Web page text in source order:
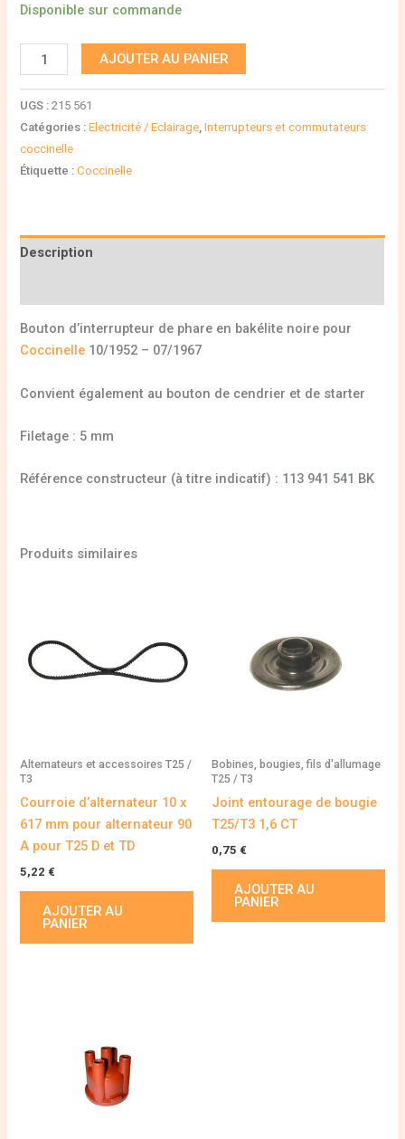
Disponible sur commande
AJOUTER AU PANIER
UGS :215 561
Catégories :Electricité / Eclairage,Interrupteurs et commutateurs
coccinelle
Étiquette :Coccinelle
Description
Bouton d’interrupteur de phare en bakélite noire pour
Coccinelle 10/1952 – 07/1967
Convient également au bouton de cendrier et de starter
Filetage : 5 mm
Référence constructeur (à titre indicatif) : 113 941 541 BK
Produits similaires
Alternateurs et accessoires T25 /
T3
Courroie d’alternateur 10 x
617 mm pour alternateur 90
A pour T25 D et TD
5,22 €
AJOUTER AU
PANIER
Bobines, bougies, fils d'allumage
T25 / T3
Joint entourage de bougie
T25/T3 1,6 CT
0,75 €
AJOUTER AU
PANIER